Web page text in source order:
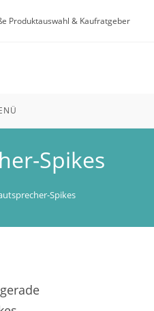
Produktauswahl & Kaufratgeber
Spikes
Spikes